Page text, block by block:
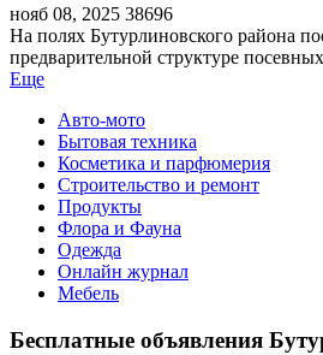
нояб 08, 2025 38696
На полях Бутурлиновского района
предварительной структуре
Еще
Авто-мото
Бытовая техника
Косметика и парфюмерия
Строительство и ремонт
Продукты
Флора и Фауна
Одежда
Онлайн журнал
Мебель
Бесплатные объявления